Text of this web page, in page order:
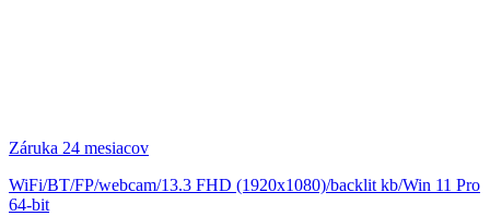
Záruka 24 mesiacov
WiFi/BT/FP/webcam/13.3 FHD (1920x1080)/backlit kb/Win 11 Pro
64-bit